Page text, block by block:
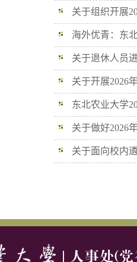
关于组织开展
海外优青：东
关于退休人员
关于开展2026
东北农业大学
关于做好2026
关于面向校内